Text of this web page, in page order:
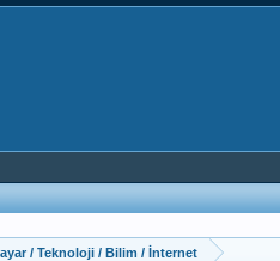
/ Teknoloji / Bilim / İnternet